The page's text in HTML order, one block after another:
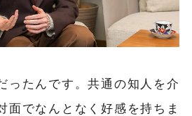
ったんです。共通の知人を介
面でなんとなく好感を持ちま